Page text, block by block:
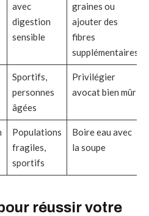
avec
digestion
sensible
graines ou
ajouter des
fibres
supplémentaires
Sportifs,
personnes
âgées
Privilégier
avocat bien mûr
Populations
fragiles,
sportifs
Boire eau avec
la soupe
réussir votre